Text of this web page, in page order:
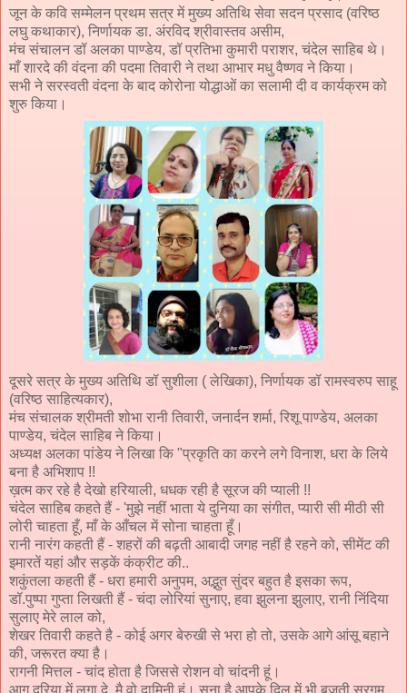
जून के कवि सम्मेलन प्रथम सत्र में मुख्य अतिथि सेवा सदन प्रसाद (वरिष्ठ
लघु कथाकार), निर्णायक डा. अंरविद श्रीवास्तव असीम,
मंच संचालन डॉ अलका पाण्डेय, डॉ प्रतिभा कुमारी पराशर, चंदेल साहिब थे।
माँ शारदे की वंदना की पदमा तिवारी ने तथा आभार मधु वैष्णव ने किया।
सभी ने सरस्वती वंदना के बाद कोरोना योद्धाओं का सलामी दी व कार्यक्रम को
शुरु किया।
दूसरे सत्र के मुख्य अतिथि डॉ सुशीला ( लेखिका), निर्णायक डॉ रामस्वरुप साहू
(वरिष्ठ साहित्यकार),
मंच संचालक श्रीमती शोभा रानी तिवारी, जनार्दन शर्मा, रिशू पाण्डेय, अलका
पाण्डेय, चंदेल साहिब ने किया।
अध्यक्ष अलका पांडेय ने लिखा कि "प्रकृति का करने लगे विनाश, धरा के लिये
बना है अभिशाप !!
ख़त्म कर रहे है देखो हरियाली, धधक रही है सूरज की प्याली !!
चंदेल साहिब कहते हैं - 'मुझे नहीं भाता ये दुनिया का संगीत, प्यारी सी मीठी सी
लोरी चाहता हूँ, माँ के आँचल में सोना चाहता हूँ।
रानी नारंग कहती हैं - शहरों की बढ़ती आबादी जगह नहीं है रहने को, सीमेंट की
इमारतें यहां और सड़कें कंक्रीट की..
शकुंतला कहती हैं - धरा हमारी अनुपम, अद्भुत सुंदर बहुत है इसका रूप,
डॉ.पुष्पा गुप्ता लिखती हैं - चंदा लोरियां सुनाए, हवा झुलना झुलाए, रानी निंदिया
सुलाए मेरे लाल को,
शेखर तिवारी कहते है - कोई अगर बेरुखी से भरा हो तो, उसके आगे आंसू बहाने
की, जरूरत क्या है।
रागनी मित्तल - चांद होता है जिससे रोशन वो चांदनी हूं।